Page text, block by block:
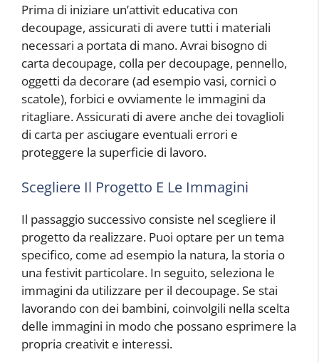
Prima di iniziare un’attivit educativa con
decoupage, assicurati di avere tutti i materiali
necessari a portata di mano. Avrai bisogno di
carta decoupage, colla per decoupage, pennello,
oggetti da decorare (ad esempio vasi, cornici o
scatole), forbici e ovviamente le immagini da
ritagliare. Assicurati di avere anche dei tovaglioli
di carta per asciugare eventuali errori e
proteggere la superficie di lavoro.
Scegliere Il Progetto E Le Immagini
Il passaggio successivo consiste nel scegliere il
progetto da realizzare. Puoi optare per un tema
specifico, come ad esempio la natura, la storia o
una festivit particolare. In seguito, seleziona le
immagini da utilizzare per il decoupage. Se stai
lavorando con dei bambini, coinvolgili nella scelta
delle immagini in modo che possano esprimere la
propria creativit e interessi.